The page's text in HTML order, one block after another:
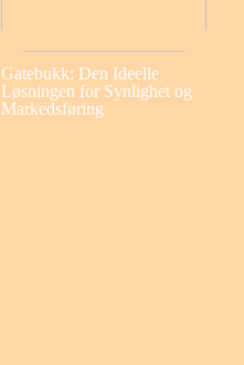
Gatebukk: Den Ideelle
Løsningen for Synlighet og
Markedsføring